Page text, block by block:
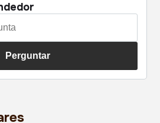
Perguntar